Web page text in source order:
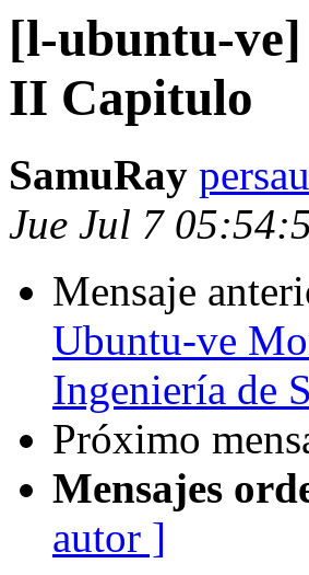
[l-ubuntu-
II Capitulo
SamuRay
Jue Jul 7
Mensaje
Ubuntu-ve
Ingeniería de
Próximo
Mensajes
autor ]